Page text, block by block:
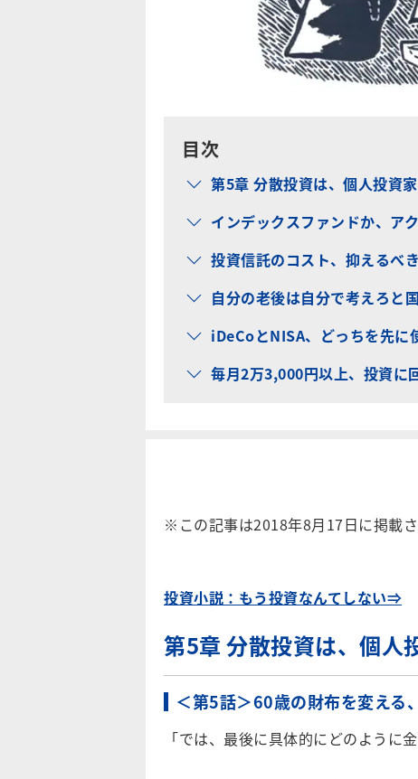
目次
第5章 分散投資は、個人投資
インデックスファンドか、ア
投資信託のコスト、抑えるべ
自分の老後は自分で考えろと
iDeCoとNISA、どっちを先に
毎月2万3,000円以上、投資に
※この記事は2018年8月17日に掲載さ
投資小説：もう投資なんてしない⇒
第5章 分散投資は、個人
＜第5話＞60歳の財布を変える
「では、最後に具体的にどのように